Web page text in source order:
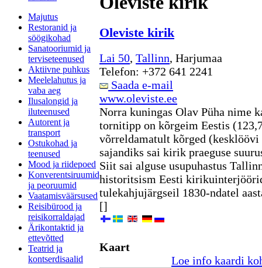
Majutus
Restoranid ja
söögikohad
Sanatooriumid ja
terviseteenused
Aktiivne puhkus
Meelelahutus ja
vaba aeg
Ilusalongid ja
iluteenused
Autorent ja
transport
Ostukohad ja
teenused
Mood ja riidepoed
Konverentsiruumid
ja peoruumid
Vaatamisväärsused
Reisibürood ja
reisikorraldajad
Ärikontaktid ja
ettevõtted
Teatrid ja
kontserdisaalid
Oleviste kirik
Lai 50, Tallinn, Harjumaa
Telefon: +372 641 2241
Saada e-mail
www.oleviste.ee
Norra kuningas Olav Püha nime
tornitipp on kõrgeim Eestis
võrreldamatult kõrged
sajandiks sai kirik praeguse
Siit sai alguse usupuhastus
historitsism Eesti
tulekahjujärgseil 1830-ndatel
[]
Kaart
Loe info kaardi